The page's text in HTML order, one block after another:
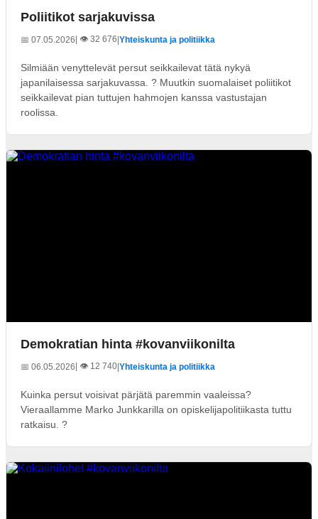
Poliitikot sarjakuvissa
📅 07.05.2026| 👁️ 32 676 Yhteiskunta ja politiikka
Silmiään venyttelevät persut seikkailevat tätä nykyä
japanilaisessa sarjakuvassa. ? Muutkin suomalaiset poliitikot
seikkailevat pian tuttujen hahmojen kanssa vastustajan
roolissa.
Demokratian hinta #kovanviikonilta
📅 06.05.2026| 👁️ 12 740 Yhteiskunta ja politiikka
Kuinka persut voisivat pärjätä paremmin vaaleissa?
Vieraallamme Marko Junkkarilla on opiskelijapolitiikasta tuttu
ratkaisu. ?